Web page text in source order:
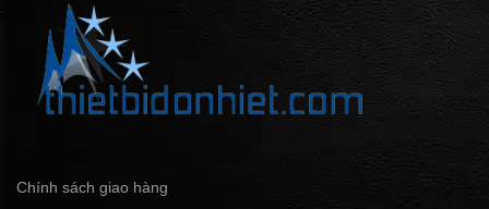
Chính sách giao hàng